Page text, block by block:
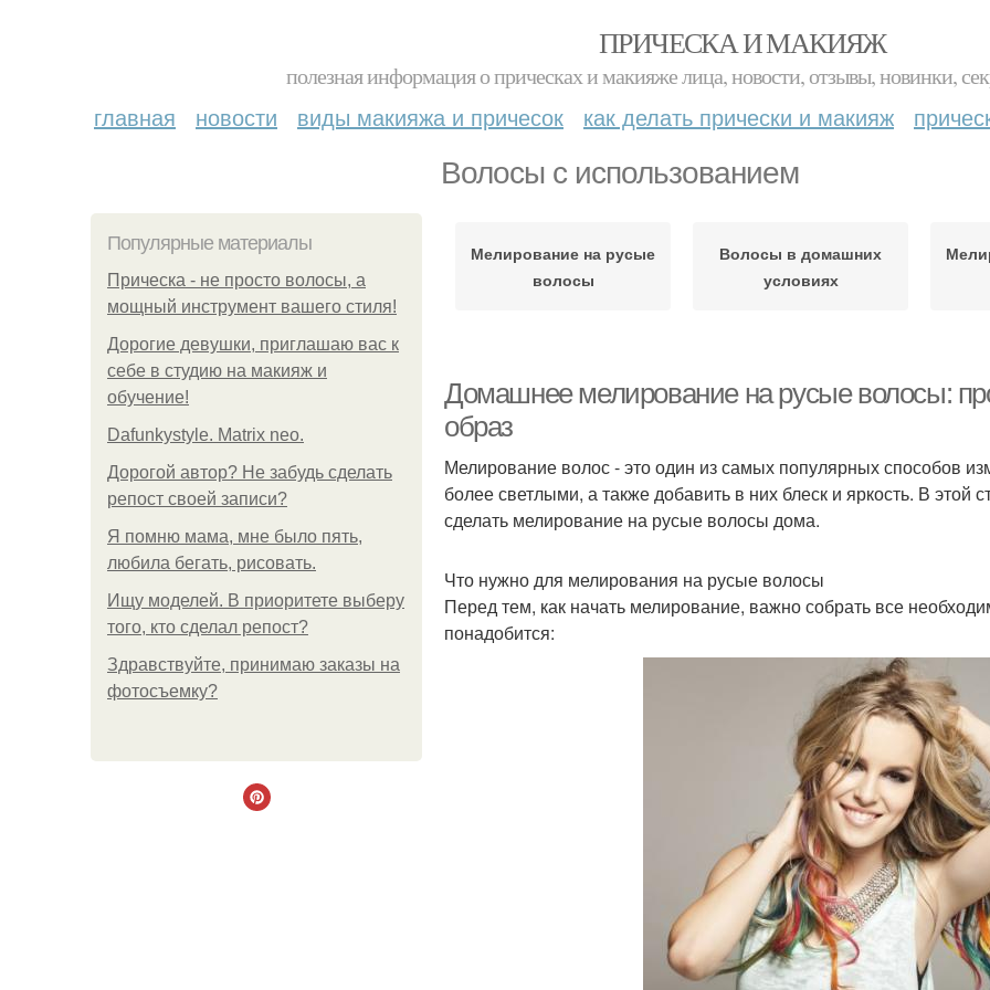
ПРИЧЕСКА И МАКИЯЖ
полезная информация о прическах и макияже лица, новости, отзывы, новинки,
главная новости виды макияжа и причесок как делать прически и макияж
Волосы с использованием
Популярные материалы
Прическа - не просто волосы, а
мощный инструмент вашего стиля!
Дорогие девушки, приглашаю вас к
себе в студию на макияж и
обучение!
Dafunkystyle. Matrix neo.
Дорогой автор? Не забудь сделать
репост своей записи?
Я помню мама, мне было пять,
любила бегать, рисовать.
Ищу моделей. В приоритете выберу
того, кто сделал репост?
Здравствуйте, принимаю заказы на
фотосъемку?
Мелирование на русые
волосы
Волосы в домашних
условиях
Домашнее мелирование на русые волосы:
образ
Мелирование волос - это один из самых популярных способов
более светлыми, а также добавить в них блеск и яркость. В этой
сделать мелирование на русые волосы дома.
Что нужно для мелирования на русые волосы
Перед тем, как начать мелирование, важно собрать все
понадобится: